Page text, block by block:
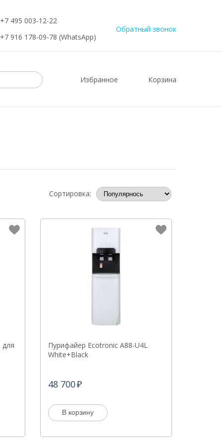
+7 495 003-12-22
+7 916 178-09-78 (WhatsApp)
Обратный звонок
Избранное Корзина
Сортировка:
Пурифайер Ecotronic A88-U4L
White+Black
48 700
В корзину